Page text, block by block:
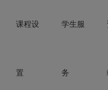
课程设
置
学生服
务